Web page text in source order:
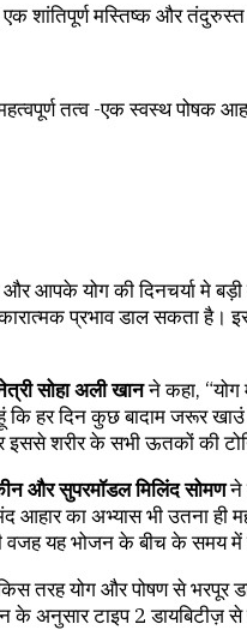
शांतिपूर्ण मस्तिष्क और तंदुरुस्त
तत्व -एक स्वस्थ पोषक
आपके योग की दिनचर्या मे
प्रभाव डाल सकता है।
सोहा अली खानने कहा, “योग
हर दिन कुछ बादाम जरूर
शरीर के सभी ऊतकों की
और सुपरमॉडल मिलिंद सोमणने
का अभ्यास भी उतना
वजह यह भोजन के बीच के समय
तरह योग और पोषण से भरपूर
अनुसार टाइप 2 डायबिटीज़ से